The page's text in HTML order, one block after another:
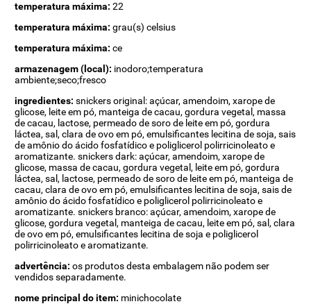
temperatura máxima: 22
temperatura máxima: grau(s) celsius
temperatura máxima: ce
armazenagem (local): inodoro;temperatura
ambiente;seco;fresco
ingredientes: snickers original: açúcar, amendoim, xarope de
glicose, leite em pó, manteiga de cacau, gordura vegetal, massa
de cacau, lactose, permeado de soro de leite em pó, gordura
láctea, sal, clara de ovo em pó, emulsificantes lecitina de soja, sais
de amônio do ácido fosfatídico e poliglicerol polirricinoleato e
aromatizante. snickers dark: açúcar, amendoim, xarope de
glicose, massa de cacau, gordura vegetal, leite em pó, gordura
láctea, sal, lactose, permeado de soro de leite em pó, manteiga de
cacau, clara de ovo em pó, emulsificantes lecitina de soja, sais de
amônio do ácido fosfatídico e poliglicerol polirricinoleato e
aromatizante. snickers branco: açúcar, amendoim, xarope de
glicose, gordura vegetal, manteiga de cacau, leite em pó, sal, clara
de ovo em pó, emulsificantes lecitina de soja e poliglicerol
polirricinoleato e aromatizante.
advertência: os produtos desta embalagem não podem ser
vendidos separadamente.
nome principal do item: minichocolate